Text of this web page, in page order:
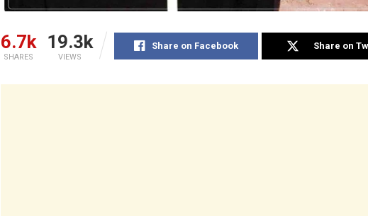
6.7k
SHARES
19.3k
VIEWS
Share on Facebook Share on